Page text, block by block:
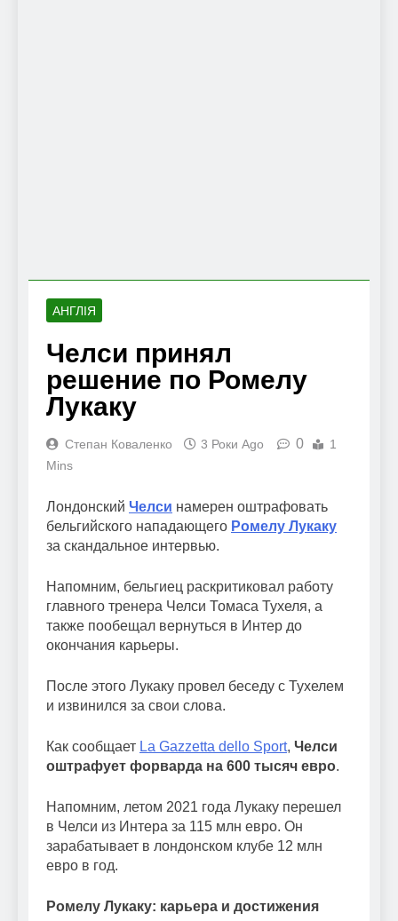
АНГЛІЯ
Челси принял
решение по Ромелу
Лукаку
Степан Коваленко 3 Роки Ago 0
1
Mins
Лондонский Челси намерен оштрафовать
бельгийского нападающего Ромелу Лукаку
за скандальное интервью.
Напомним, бельгиец раскритиковал работу
главного тренера Челси Томаса Тухеля, а
также пообещал вернуться в Интер до
окончания карьеры.
После этого Лукаку провел беседу с Тухелем
и извинился за свои слова.
Как сообщает La Gazzetta dello Sport, Челси
оштрафует форварда на 600 тысяч евро.
Напомним, летом 2021 года Лукаку перешел
в Челси из Интера за 115 млн евро. Он
зарабатывает в лондонском клубе 12 млн
евро в год.
Ромелу Лукаку: карьера и достижения